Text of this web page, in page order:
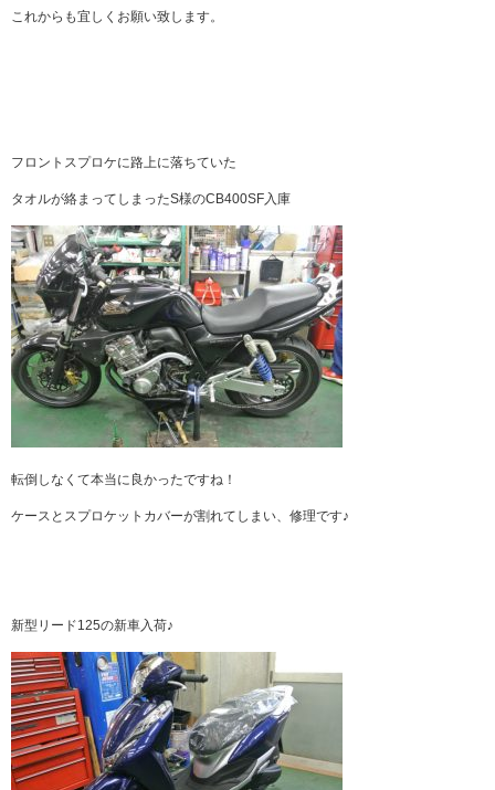
これからも宜しくお願い致します。
フロントスプロケに路上に落ちていた
タオルが絡まってしまったS様のCB400SF入庫
転倒しなくて本当に良かったですね！
ケースとスプロケットカバーが割れてしまい、修理です♪
新型リード125の新車入荷♪